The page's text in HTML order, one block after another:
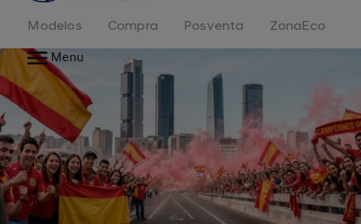
Modelos Compra Posventa
ZonaEco
Menu